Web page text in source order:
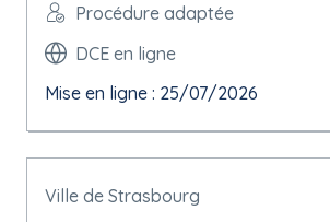
Procédure adaptée
DCE en ligne
Mise en ligne : 25/07/2026
Ville de Strasbourg